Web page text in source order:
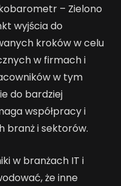
– Zielono
wyjścia do
kroków w celu
w firmach i
w tym
do bardziej
współpracy i
branż i sektorów.
w branżach IT i
że inne